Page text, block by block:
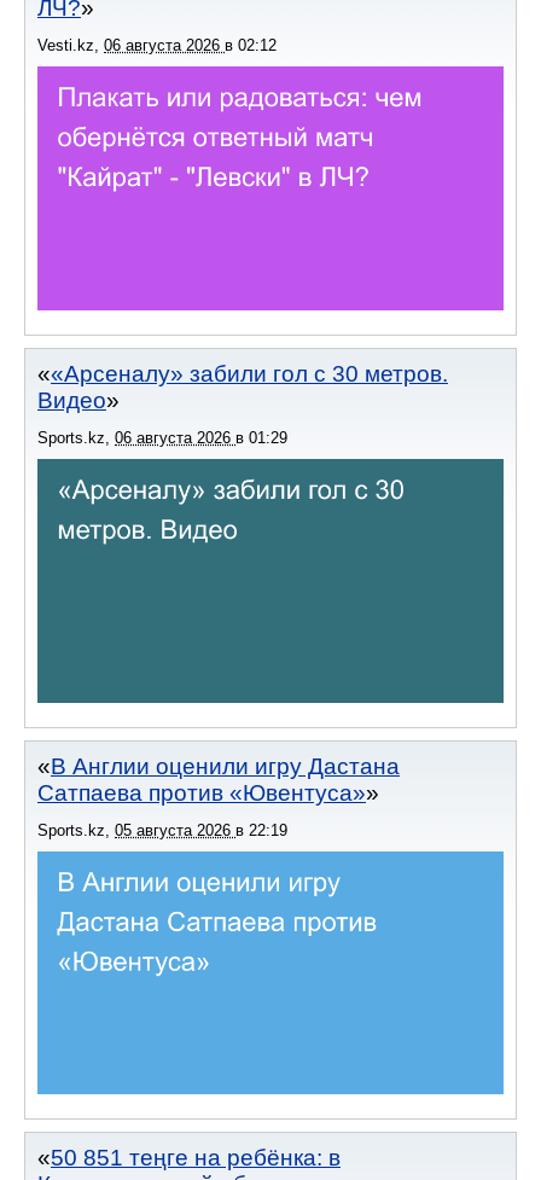
ЛЧ?
Vesti.kz 06 августа 2026 в 02:12
«Арсеналу» забили гол с 30 метров.
Видео
Sports.kz 06 августа 2026 в 01:29
В Англии оценили игру Дастана
Сатпаева против «Ювентуса»
Sports.kz 05 августа 2026 в 22:19
50 851 теңге на ребёнка: в